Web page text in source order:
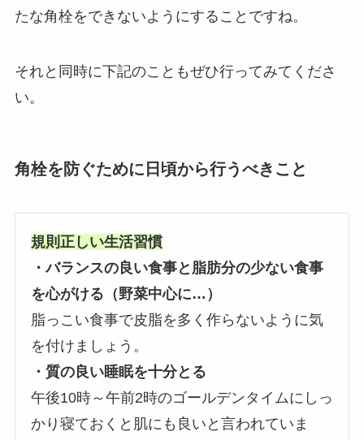
たな角栓をできないようにすることですね。
それと同時に下記のこともぜひ行ってみてくださ
い。
角栓を防ぐために日頃から行うべきこと
規則正しい生活習慣
・バランスの良い食事と脂肪分の少ない食事
を心がける（野菜中心に…）
脂っこい食事で皮脂を多く作らないように気
を付けましょう。
・質の良い睡眠を十分とる
午後10時～午前2時のゴールデンタイムにしっ
かり寝ておくと肌にも良いと言われていま